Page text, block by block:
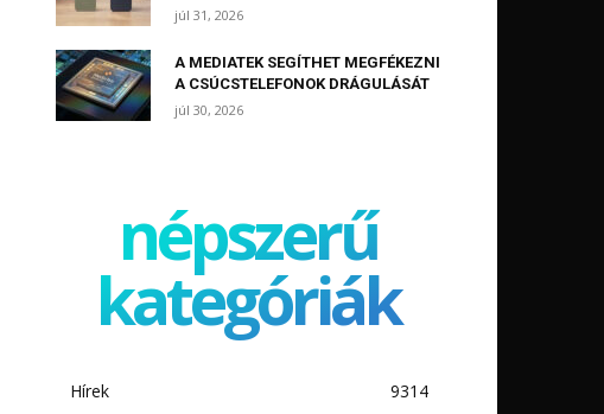
júl 31, 2026
A MEDIATEK SEGÍTHET MEGFÉKEZNI
A CSÚCSTELEFONOK DRÁGULÁSÁT
júl 30, 2026
népszerű
kategóriák
Hírek
9314